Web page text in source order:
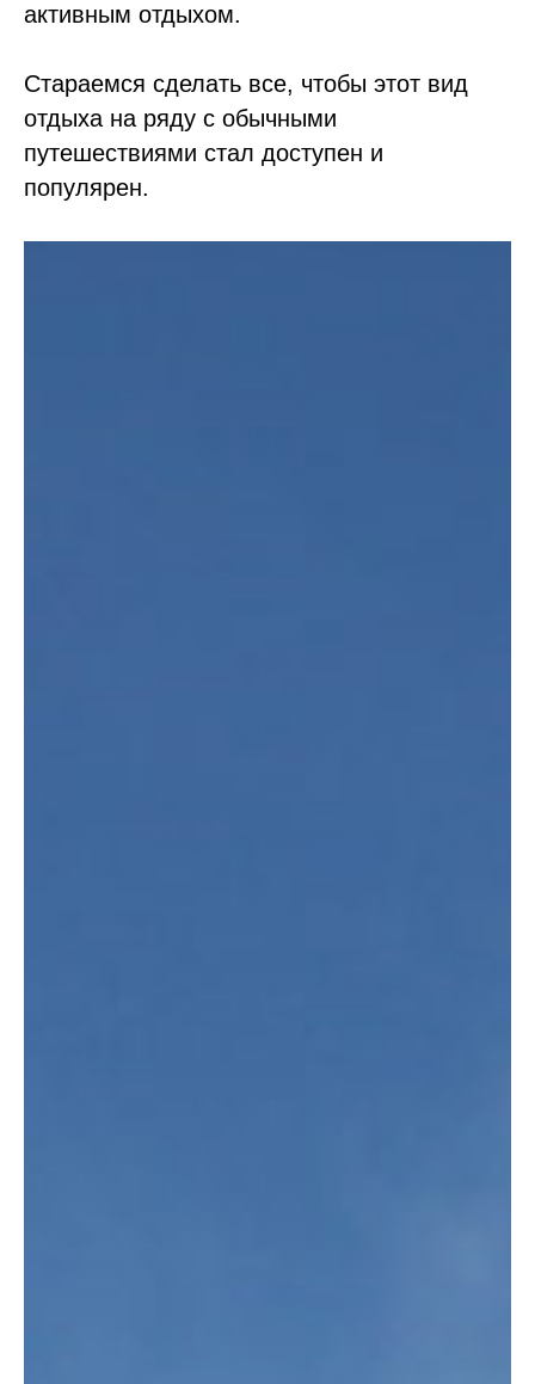
активным отдыхом.
Стараемся сделать все, чтобы этот вид
отдыха на ряду с обычными
путешествиями стал доступен и
популярен.